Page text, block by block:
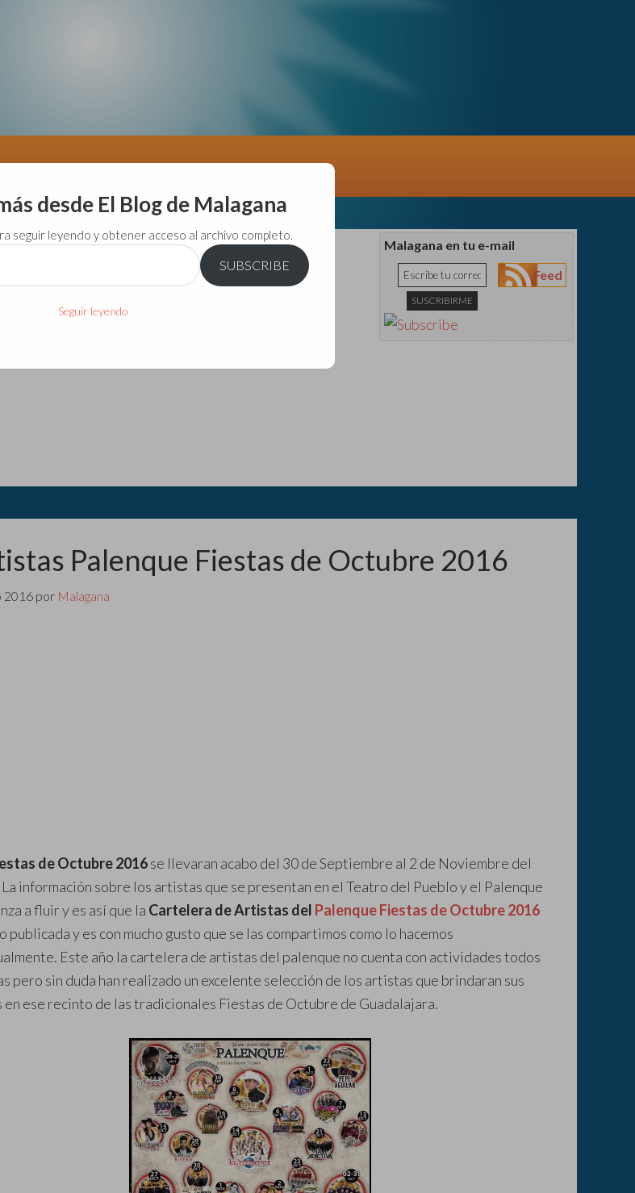
Malagana en tu e-mail
Feed
Palenque Fiestas de Octubre 2016
2016 por Malagana
de Octubre 2016se llevaran acabo del 30 de Septiembre al 2 de Noviembre del
información sobre los artistas que se presentan en el Teatro del Pueblo y el Palenque
a fluir y es así que la Cartelera de Artistas del Palenque Fiestas de Octubre 2016
publicada y es con mucho gusto que se las compartimos como lo hacemos
Este año la cartelera de artistas del palenque no cuenta con actividades todos
pero sin duda han realizado un excelente selección de los artistas que brindaran sus
en ese recinto de las tradicionales Fiestas de Octubre de Guadalajara.
desde El Blog de Malagana
seguir leyendo y obtener acceso al archivo completo.
SUBSCRIBE
Seguir leyendo